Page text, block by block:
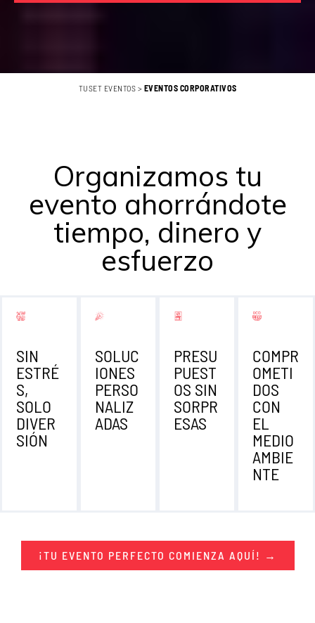
TUSET EVENTOS > EVENTOS CORPORATIVOS
Organizamos tu
evento ahorrándote
tiempo, dinero y
esfuerzo
SIN
ESTRÉ
S,
SOLO
DIVER
SIÓN
SOLUC
IONES
PERSO
NALIZ
ADAS
PRESU
PUEST
OS SIN
SORPR
ESAS
COMPR
OMETI
DOS
CON
EL
MEDIO
AMBIE
NTE
¡TU EVENTO PERFECTO COMIENZA AQUÍ! →